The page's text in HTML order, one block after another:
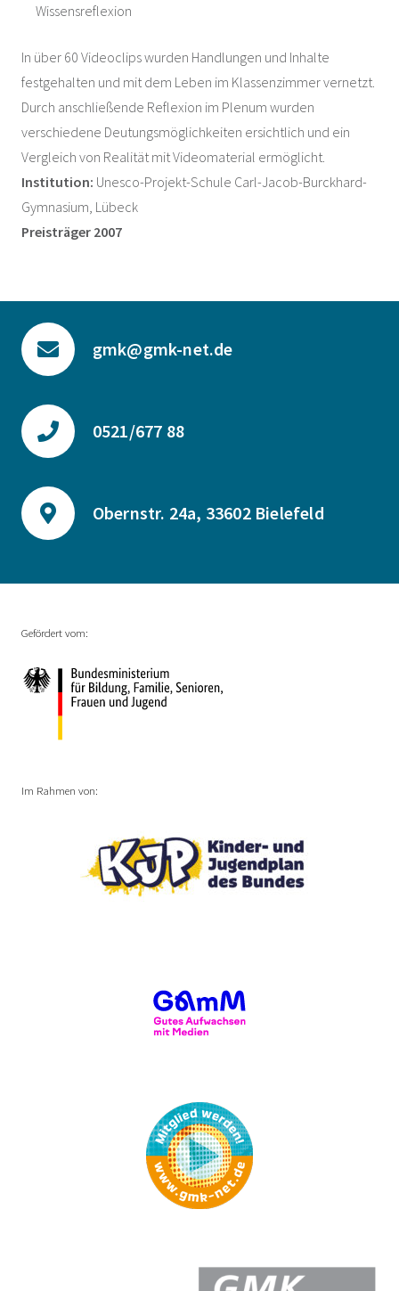
Wissensreflexion
In über 60 Videoclips wurden Handlungen und Inhalte
festgehalten und mit dem Leben im Klassenzimmer vernetzt.
Durch anschließende Reflexion im Plenum wurden
verschiedene Deutungsmöglichkeiten ersichtlich und ein
Vergleich von Realität mit Videomaterial ermöglicht.
Institution: Unesco-Projekt-Schule Carl-Jacob-Burckhard-
Gymnasium, Lübeck
Preisträger 2007
gmk@gmk-net.de
0521/677 88
Obernstr. 24a, 33602 Bielefeld
Gefördert vom:
Im Rahmen von: